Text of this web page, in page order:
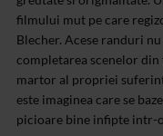
filmului mut pe care
Blecher. Acese randuri
completarea scenelor
martor al propriei
este imaginea care se
picioare bine infipte intr-